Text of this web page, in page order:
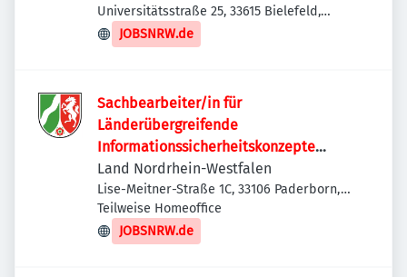
Universitätsstraße 25, 33615 Bielefeld,
Deutschland
JOBSNRW.de
Sachbearbeiter/in für
Länderübergreifende
Informationssicherheitskonzepte
(m/w/d)
Land Nordrhein-Westfalen
Lise-Meitner-Straße 1C, 33106 Paderborn,
Deutschland
Teilweise Homeoffice
JOBSNRW.de